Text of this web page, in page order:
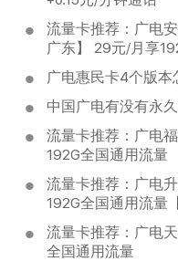
流量卡推荐：广电
广东】 29元/月享
广电惠民卡4个版本
中国广电有没有永
流量卡推荐：广电
192G全国通用流量
流量卡推荐：广电
192G全国通用流量
流量卡推荐：广电
全国通用流量